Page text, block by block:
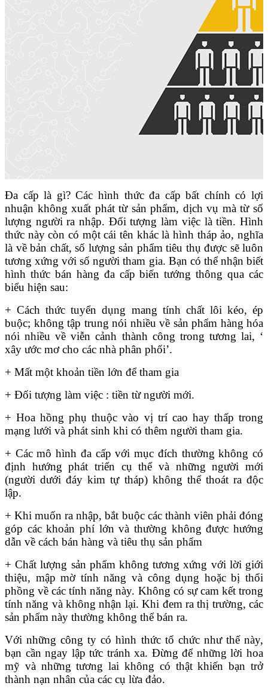
Đa cấp là gì? Các hình thức đa cấp bất chính có lợi
nhuận không xuất phát từ sản phẩm, dịch vụ mà từ số
lượng người ra nhập. Đối tượng làm việc là tiền. Hình
thức này còn có một cái tên khác là hình tháp ảo, nghĩa
là về bản chất, số lượng sản phẩm tiêu thụ được sẽ luôn
tương xứng với số người tham gia. Bạn có thể nhận biết
hình thức bán hàng đa cấp biến tướng thông qua các
biểu hiện sau:
+ Cách thức tuyển dụng mang tính chất lôi kéo, ép
buộc; không tập trung nói nhiều về sản phẩm hàng hóa
nói nhiều về viễn cảnh thành công trong tương lai, ‘
xây ước mơ cho các nhà phân phối’.
+ Mất một khoản tiền lớn để tham gia
+ Đối tượng làm việc : tiền từ người mới.
+ Hoa hồng phụ thuộc vào vị trí cao hay thấp trong
mạng lưới và phát sinh khi có thêm người tham gia.
+ Các mô hình đa cấp với mục đích thường không có
định hướng phát triển cụ thể và những người mới
(người dưới đáy kim tự tháp) không thể thoát ra độc
lập.
+ Khi muốn ra nhập, bắt buộc các thành viên phải đóng
góp các khoản phí lớn và thường không được hướng
dẫn về cách bán hàng và tiêu thụ sản phẩm
+Chất lượng sản phẩm không tương xứng với lời giới
thiệu, mập mờ tính năng và công dụng hoặc bị thổi
phồng về các tính năng này. Không có sự cam kết trong
tính năng và không nhận lại. Khi đem ra thị trường, các
sản phẩm này thường không thể bán ra.
Với những công ty có hình thức tổ chức như thế này,
bạn cần ngay lập tức tránh xa. Đừng để những lời hoa
mỹ và những tương lai không có thật khiến bạn trở
thành nạn nhân của các cụ lừa đảo.